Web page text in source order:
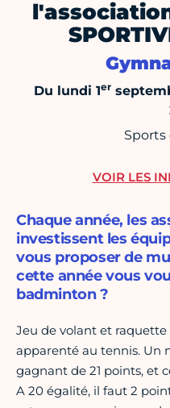
Du lundi 1er
Chaque année, les
investissent les
vous proposer de
cette année vous
badminton ?
Jeu de volant et
apparenté au tennis. Un
gagnant de 21 points, et
A 20 égalité, il faut 2
VOIR LES